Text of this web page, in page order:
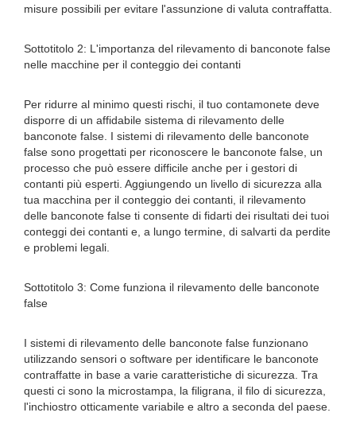
misure possibili per evitare l'assunzione di valuta contraffatta.
Sottotitolo 2: L'importanza del rilevamento di banconote false
nelle macchine per il conteggio dei contanti
Per ridurre al minimo questi rischi, il tuo contamonete deve
disporre di un affidabile sistema di rilevamento delle
banconote false. I sistemi di rilevamento delle banconote
false sono progettati per riconoscere le banconote false, un
processo che può essere difficile anche per i gestori di
contanti più esperti. Aggiungendo un livello di sicurezza alla
tua macchina per il conteggio dei contanti, il rilevamento
delle banconote false ti consente di fidarti dei risultati dei tuoi
conteggi dei contanti e, a lungo termine, di salvarti da perdite
e problemi legali.
Sottotitolo 3: Come funziona il rilevamento delle banconote
false
I sistemi di rilevamento delle banconote false funzionano
utilizzando sensori o software per identificare le banconote
contraffatte in base a varie caratteristiche di sicurezza. Tra
questi ci sono la microstampa, la filigrana, il filo di sicurezza,
l'inchiostro otticamente variabile e altro a seconda del paese.